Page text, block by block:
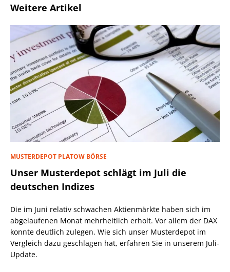
Weitere Artikel
MUSTERDEPOT PLATOW BÖRSE
Unser Musterdepot schlägt im Juli die
deutschen Indizes
Die im Juni relativ schwachen Aktienmärkte haben sich im
abgelaufenen Monat mehrheitlich erholt. Vor allem der DAX
konnte deutlich zulegen. Wie sich unser Musterdepot im
Vergleich dazu geschlagen hat, erfahren Sie in unserem Juli-
Update.